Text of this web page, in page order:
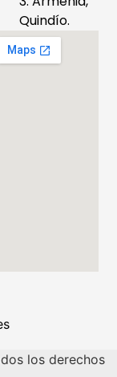
Quindío.
los derechos